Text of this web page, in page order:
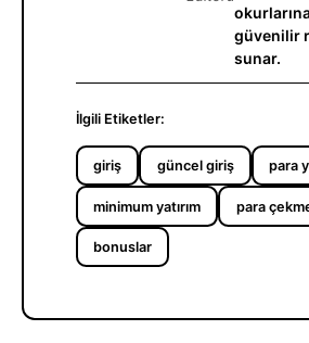
güvenilir
sunar.
İlgili Etiketler:
giriş güncel giriş para
minimum yatırım para
bonuslar